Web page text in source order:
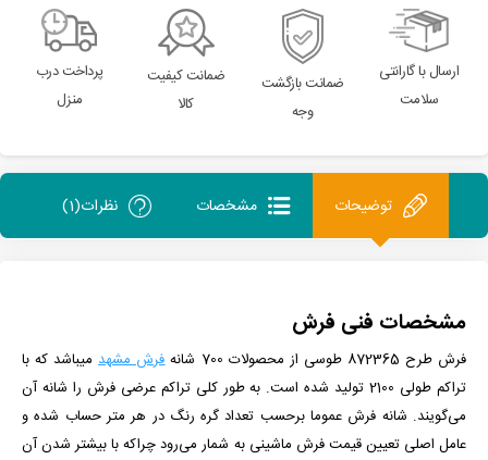
ارسال با گارانتی
سلامت
ضمانت بازگشت
وجه
ضمانت کیفیت
کالا
پرداخت درب
منزل
توضیحات مشخصات نظرات(1)
مشخصات فنی فرش
فرش طرح 872365 طوسی از محصولات 700 شانه فرش مشهدمی­باشد که با
تراکم طولی 2100 تولید شده است.
به طور کلی تراکم عرضی فرش را شانه آن
می‌گویند. شانه فرش عموما برحسب تعداد گره رنگ در هر متر حساب شده و
عامل اصلی تعیین قیمت فرش ماشینی به شمار می‌رود چراکه با بیشتر شدن آن